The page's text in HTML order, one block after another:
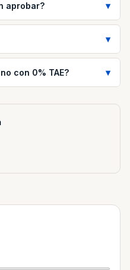
aprobar?
con 0% TAE?